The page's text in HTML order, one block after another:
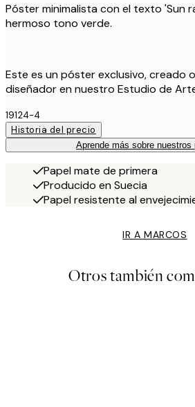
Póster minimalista con el texto 'Sun
hermoso tono verde.
Este es un póster exclusivo, creado
diseñador en nuestro Estudio de
19124-4
Historia del precio
Aprende más sobre nuestros
Papel mate de primera
Producido en Suecia
Papel resistente al
IR A MARCOS
Otros también